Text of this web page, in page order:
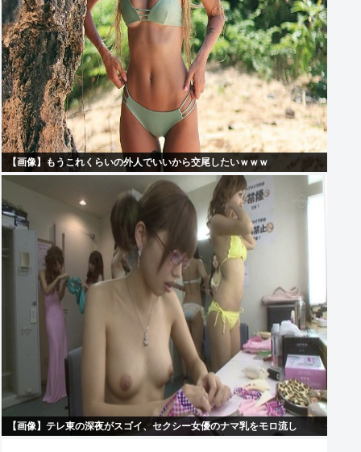
【画像】もうこれくらいの外人でいいから交尾したいｗｗｗ
【画像】テレ東の深夜がスゴイ、セクシー女優のナマ乳をモロ流し